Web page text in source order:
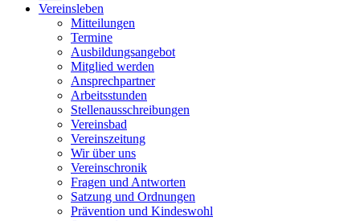
Vereinsleben
Mitteilungen
Termine
Ausbildungsangebot
Mitglied werden
Ansprechpartner
Arbeitsstunden
Stellenausschreibungen
Vereinsbad
Vereinszeitung
Wir über uns
Vereinschronik
Fragen und Antworten
Satzung und Ordnungen
Prävention und Kindeswohl